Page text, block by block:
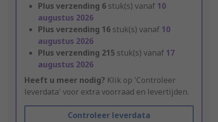
Plus verzending 6 stuk(s) vanaf 10
augustus 2026
Plus verzending 16 stuk(s) vanaf 10
augustus 2026
Plus verzending 215 stuk(s) vanaf 17
augustus 2026
Heeft u meer nodig? Klik op 'Controleer
leverdata' voor extra voorraad en levertijden.
Controleer leverdata